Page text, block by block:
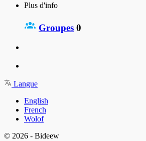
Plus d'info
Groupes 0
Langue
English
French
Wolof
© 2026 - Bideew